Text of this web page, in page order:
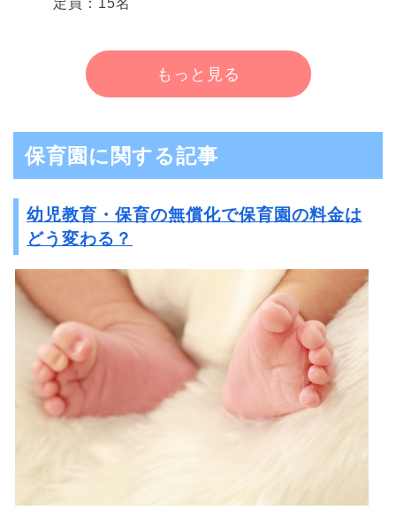
定員：15名
もっと見る
保育園に関する記事
幼児教育・保育の無償化で保育園の料金は
どう変わる？